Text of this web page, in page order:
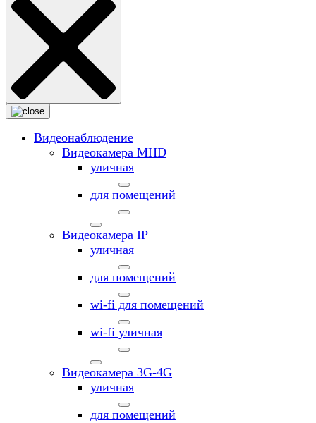
Видеонаблюдение
Видеокамера MНD
уличная
для помещений
Видеокамера IP
уличная
для помещений
wi-fi для помещений
wi-fi уличная
Видеокамера 3G-4G
уличная
для помещений